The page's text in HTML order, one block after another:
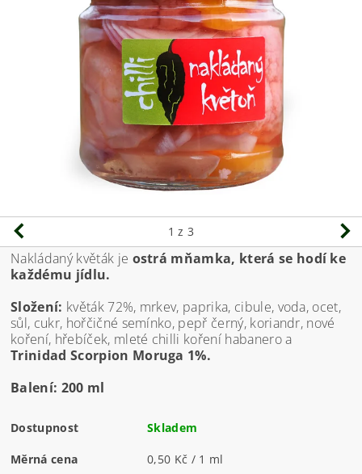
1 z 3
Nakládaný květák je ostrá mňamka, která se hodí ke
každému jídlu.
Složení: květák 72%, mrkev, paprika, cibule, voda, ocet,
sůl, cukr, hořčičné semínko, pepř černý, koriandr, nové
koření, hřebíček, mleté chilli koření habanero a
Trinidad Scorpion Moruga 1%.
Balení: 200 ml
Dostupnost Skladem
Měrná cena 0,50 Kč / 1 ml